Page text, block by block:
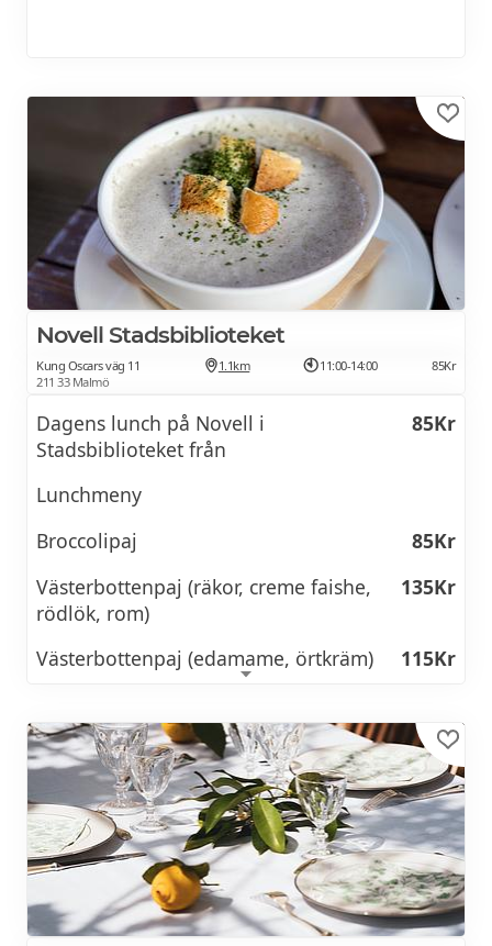
Novell Stadsbiblioteket
Kung Oscars väg 11
211 33 Malmö
1.1km 11:00-14:00 85Kr
Dagens lunch på Novell i
Stadsbiblioteket från
85Kr
Lunchmeny
Broccolipaj
85Kr
Västerbottenpaj (räkor, creme faishe,
rödlök, rom)
135Kr
Västerbottenpaj (edamame, örtkräm)
115Kr
Pasta (olika alternativ) fr
115Kr
Pizza(Chevré, Salami, Mozzarella)
85Kr
Soppa serveras mellan 11-15
95Kr
Bakpotatis med olika fyllningar från
95Kr
Olika matiga mackor med både
98Kr